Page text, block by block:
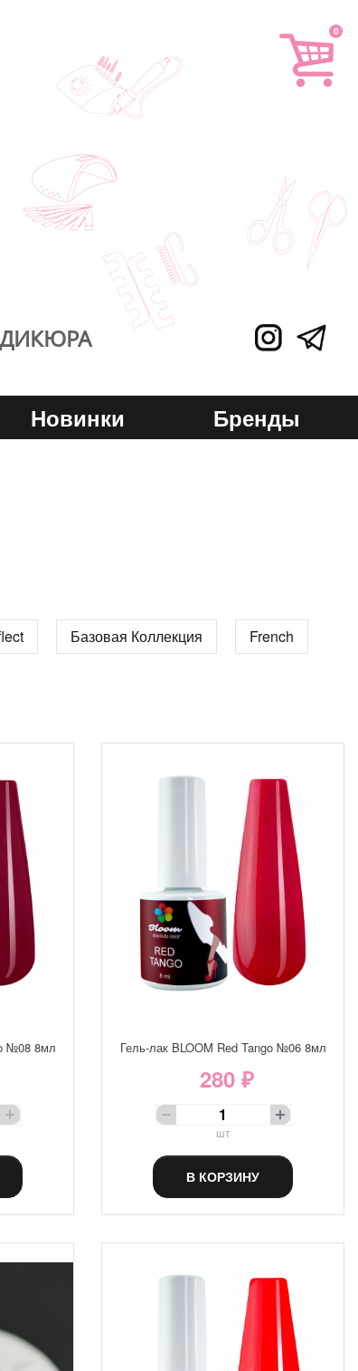
0
Новинки Бренды
Базовая Коллекция French
№08 8мл Гель-лак BLOOM Red Tango №06 8мл
280 ₽
шт
В КОРЗИНУ